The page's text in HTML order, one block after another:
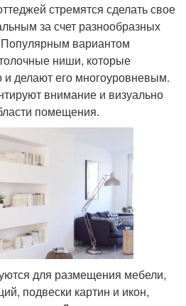
стремятся сделать свое
за счет разнообразных
вариантом
ниши, которые
и делают его многоуровневым.
внимание и визуально
помещения.
для размещения мебели,
подвески картин и икон,